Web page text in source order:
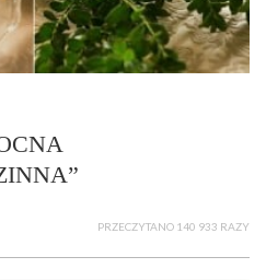
PRZECZYTANO 140 933 RAZY